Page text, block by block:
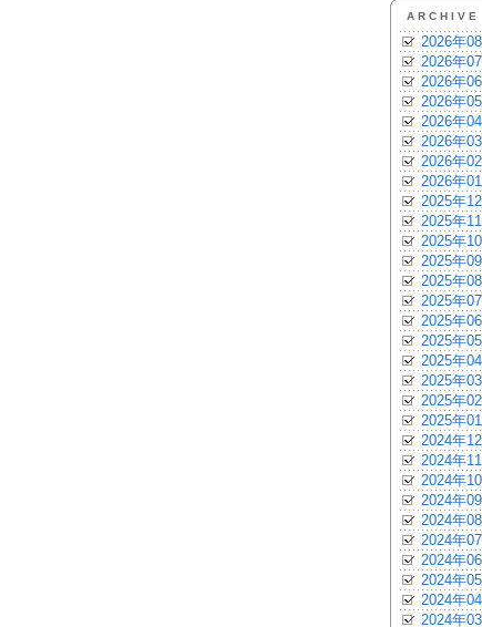
ARCHIVE
2026年
2026年
2026年
2026年
2026年
2026年
2026年
2026年
2025年
2025年
2025年
2025年
2025年
2025年
2025年
2025年
2025年
2025年
2025年
2025年
2024年
2024年
2024年
2024年
2024年
2024年
2024年
2024年
2024年
2024年